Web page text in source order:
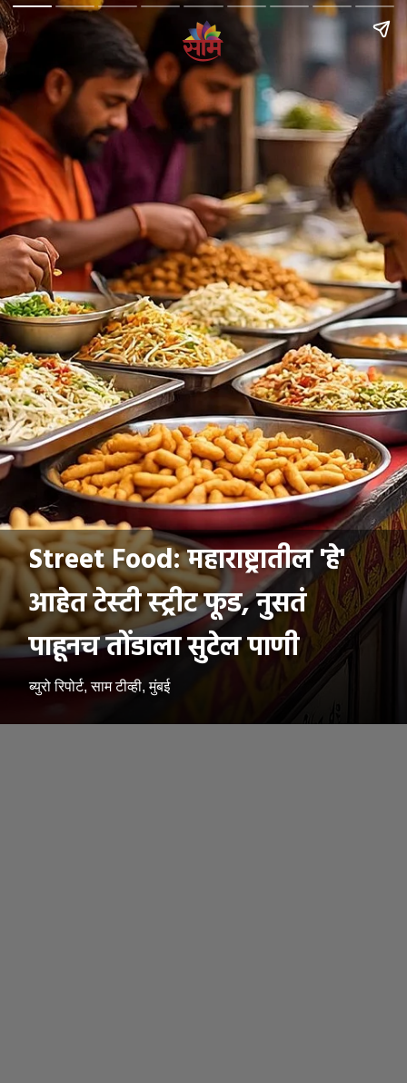
Street Food: महाराष्ट्रातील 'हे'
आहेत टेस्टी स्ट्रीट फूड, नुसतं
पाहूनच तोंडाला सुटेल पाणी
ब्युरो रिपोर्ट, साम टीव्ही, मुंबई